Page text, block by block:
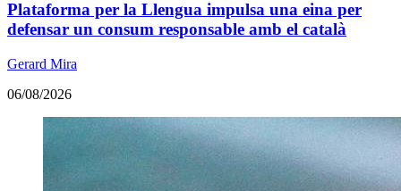
Plataforma per la Llengua impulsa una eina per
defensar un consum responsable amb el català
Gerard Mira
06/08/2026